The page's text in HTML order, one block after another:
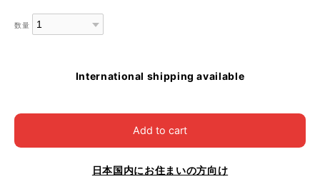
数量
International shipping available
Add to cart
日本国内にお住まいの方向け